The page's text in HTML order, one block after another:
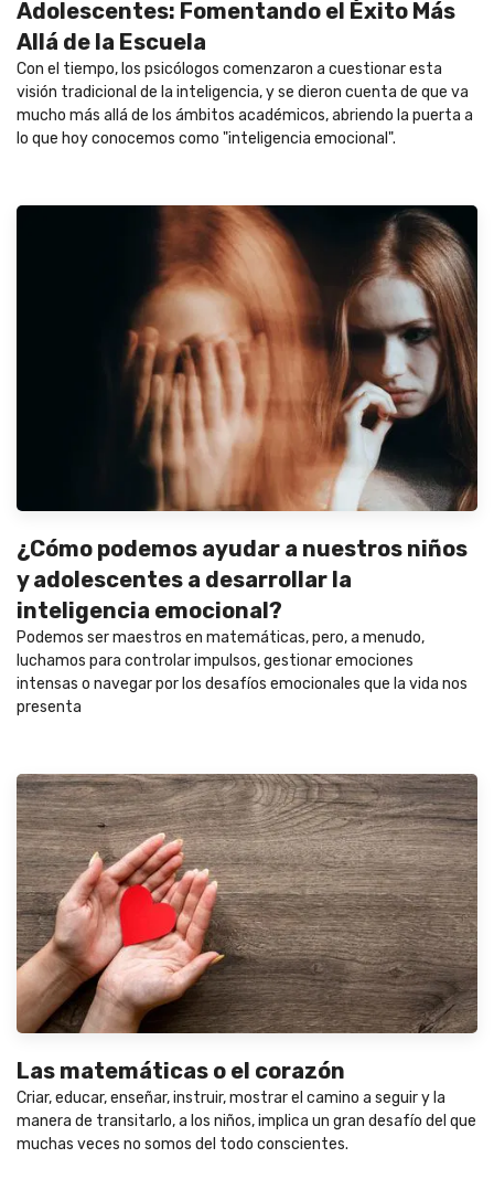
Adolescentes: Fomentando el Éxito Más
Allá de la Escuela
Con el tiempo, los psicólogos comenzaron a cuestionar esta
visión tradicional de la inteligencia, y se dieron cuenta de que va
mucho más allá de los ámbitos académicos, abriendo la puerta a
lo que hoy conocemos como "inteligencia emocional".
¿Cómo podemos ayudar a nuestros niños
y adolescentes a desarrollar la
inteligencia emocional?
Podemos ser maestros en matemáticas, pero, a menudo,
luchamos para controlar impulsos, gestionar emociones
intensas o navegar por los desafíos emocionales que la vida nos
presenta
Las matemáticas o el corazón
Criar, educar, enseñar, instruir, mostrar el camino a seguir y la
manera de transitarlo, a los niños, implica un gran desafío del que
muchas veces no somos del todo conscientes.